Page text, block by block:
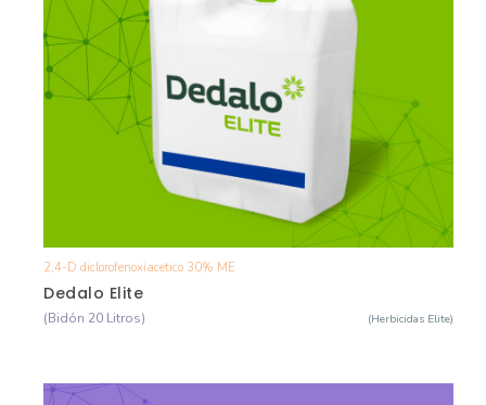
Ver Detalle
2,4-D diclorofenoxiacetico 30% ME
Dedalo Elite
(Bidón 20 Litros) (Herbicidas Elite)